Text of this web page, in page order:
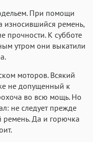
При помощи
ремень,
прочности. К субботе
утром они выкатили
моторов. Всякий
не допущенный к
во всю мощь. Но
не следует прежде
ремень. Да и горючка